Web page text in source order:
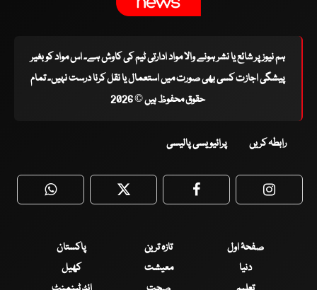
ہم نیوز پر شائع یا نشر ہونے والا مواد ادارتی ٹیم کی کاوش ہے۔ اس مواد کو بغیر
پیشگی اجازت کسی بھی صورت میں استعمال یا نقل کرنا درست نہیں۔ تمام
حقوق محفوظ ہیں © 2026
رابطہ کریں پرائیویسی پالیسی
WhatsApp Twitter Facebook
صفحۂ اول تازہ ترین
پاکستان
دنیا
معیشت
کھیل